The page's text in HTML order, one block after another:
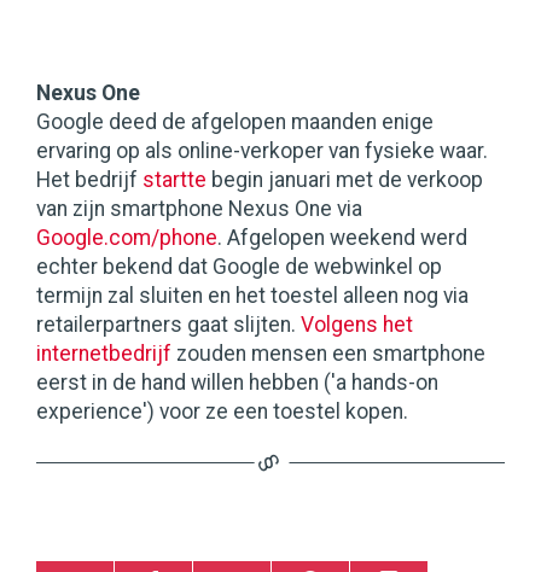
Nexus One
Google deed de afgelopen maanden enige
ervaring op als online-verkoper van fysieke waar.
Het bedrijf startte begin januari met de verkoop
van zijn smartphone Nexus One via
Google.com/phone. Afgelopen weekend werd
echter bekend dat Google de webwinkel op
termijn zal sluiten en het toestel alleen nog via
retailerpartners gaat slijten. Volgens het
internetbedrijf zouden mensen een smartphone
eerst in de hand willen hebben ('a hands-on
experience') voor ze een toestel kopen.